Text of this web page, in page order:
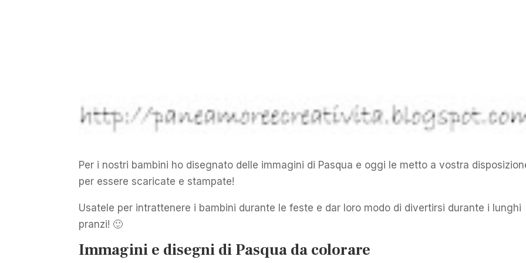
Per i nostri bambini ho disegnato delle immagini di Pasqua e oggi le metto a vostra
per essere scaricate e stampate!
Usatele per intrattenere i bambini durante le feste e dar loro modo di divertirsi durante i lunghi
pranzi! 🙂
Immagini e disegni di Pasqua da colorare